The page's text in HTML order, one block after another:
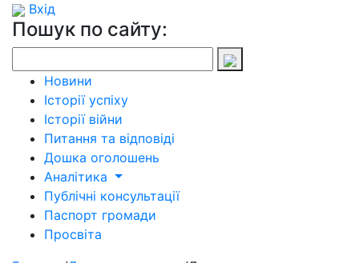
Вхід
Пошук по сайту:
Новини
Історії успіху
Історії війни
Питання та відповіді
Дошка оголошень
Аналітика
Публічні консультації
Паспорт громади
Просвіта